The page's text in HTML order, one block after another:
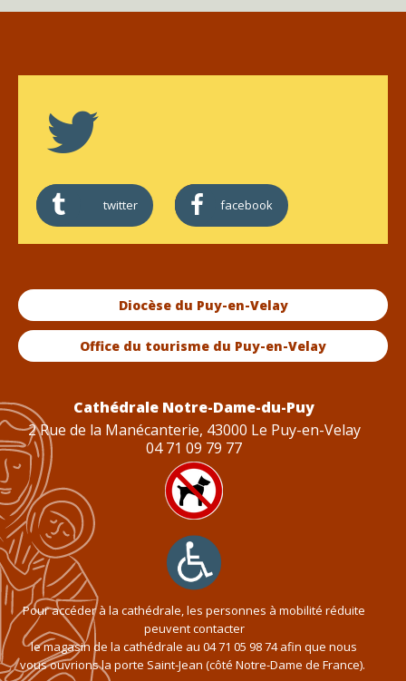
twitter facebook
Diocèse du Puy-en-Velay
Office du tourisme du Puy-en-Velay
Cathédrale Notre-Dame-du-Puy
2 Rue de la Manécanterie, 43000 Le Puy-en-Velay
04 71 09 79 77
Pour accéder à la cathédrale, les personnes à mobilité réduite
peuvent contacter
le magasin de la cathédrale au 04 71 05 98 74afin que nous
vous ouvrions la porte Saint-Jean (côté Notre-Dame de France).